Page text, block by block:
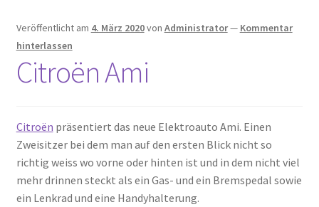
Veröffentlicht am 4. März 2020von Administrator— Kommentar
hinterlassen
Citroën Ami
Citroën präsentiert das neue Elektroauto Ami. Einen
Zweisitzer bei dem man auf den ersten Blick nicht so
richtig weiss wo vorne oder hinten ist und in dem nicht viel
mehr drinnen steckt als ein Gas- und ein Bremspedal sowie
ein Lenkrad und eine Handyhalterung.